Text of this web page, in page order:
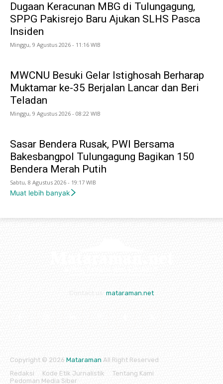
Dugaan Keracunan MBG di Tulungagung,
SPPG Pakisrejo Baru Ajukan SLHS Pasca
Insiden
Minggu, 9 Agustus 2026 - 11:16 WIB
MWCNU Besuki Gelar Istighosah Berharap
Muktamar ke-35 Berjalan Lancar dan Beri
Teladan
Minggu, 9 Agustus 2026 - 08:22 WIB
Sasar Bendera Rusak, PWI Bersama
Bakesbangpol Tulungagung Bagikan 150
Bendera Merah Putih
Sabtu, 8 Agustus 2026 - 19:17 WIB
Muat lebih banyak
mataraman.net
Copyright © 2026 Mataraman All Right Reserved
Redaksi
Kode Etik Jurnalistik
Tentang Kami
Pedoman Media Siber